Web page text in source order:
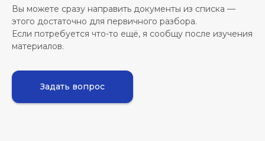
Вы можете сразу направить документы из списка —
этого достаточно для первичного разбора.
Если потребуется что-то ещё, я сообщу после изучения
материалов.
Задать вопрос